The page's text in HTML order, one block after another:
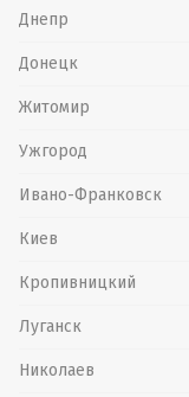
Днепр
Донецк
Житомир
Ужгород
Ивано-Франковск
Киев
Кропивницкий
Луганск
Николаев